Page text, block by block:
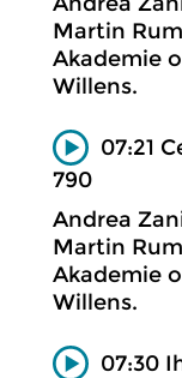
Martin
Akademie
Willens.
07:21
790
Andrea
Martin
Akademie
Willens.
07:30